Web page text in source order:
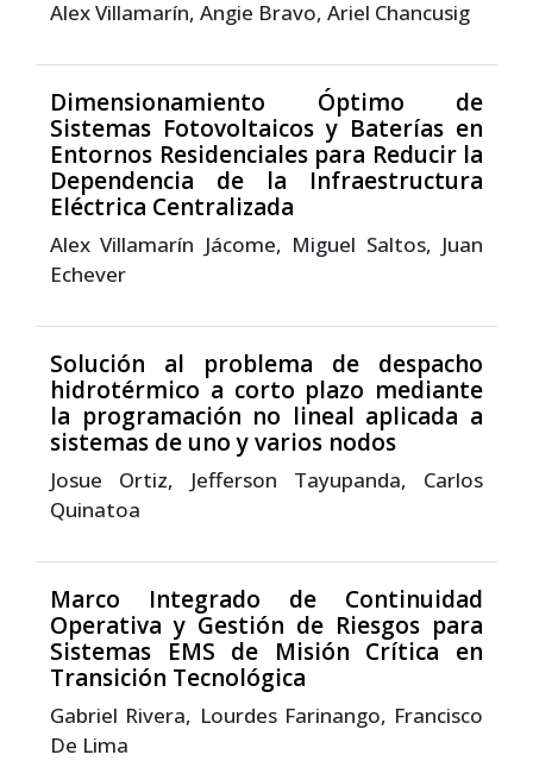
Alex Villamarín, Angie Bravo, Ariel Chancusig
Dimensionamiento Óptimo de
Sistemas Fotovoltaicos y Baterías en
Entornos Residenciales para Reducir la
Dependencia de la Infraestructura
Eléctrica Centralizada
Alex Villamarín Jácome, Miguel Saltos, Juan
Echever
Solución al problema de despacho
hidrotérmico a corto plazo mediante
la programación no lineal aplicada a
sistemas de uno y varios nodos
Josue Ortiz, Jefferson Tayupanda, Carlos
Quinatoa
Marco Integrado de Continuidad
Operativa y Gestión de Riesgos para
Sistemas EMS de Misión Crítica en
Transición Tecnológica
Gabriel Rivera, Lourdes Farinango, Francisco
De Lima